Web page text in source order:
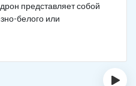
представляет собой
белого или
›